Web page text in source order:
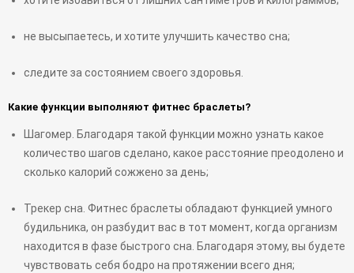
не высыпаетесь, и хотите улучшить качество сна;
следите за состоянием своего здоровья.
Какие функции выполняют фитнес браслеты?
Шагомер. Благодаря такой функции можно узнать какое
количество шагов сделано, какое расстояние преодолено и
сколько калорий сожжено за день;
Трекер сна. Фитнес браслеты обладают функцией умного
будильника, он разбудит вас в тот момент, когда организм
находится в фазе быстрого сна. Благодаря этому, вы будете
чувствовать себя бодро на протяжении всего дня;